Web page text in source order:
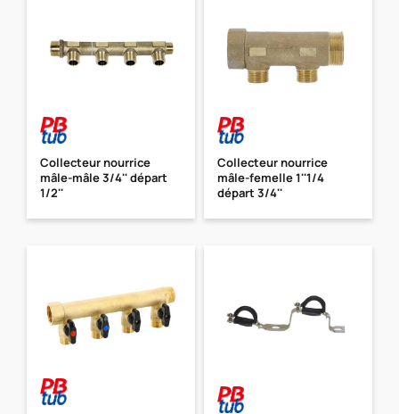
Collecteur nourrice
mâle-mâle 3/4'' départ
1/2''
Collecteur nourrice
mâle-femelle 1''1/4
départ 3/4''